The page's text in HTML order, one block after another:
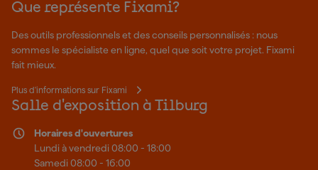
Que représente Fixami?
Des outils professionnels et des conseils personnalisés : nous
sommes le spécialiste en ligne, quel que soit votre projet. Fixami
fait mieux.
Plus d'informations sur Fixami
Salle d'exposition à Tilburg
Horaires d'ouvertures
Lundi à vendredi 08:00 - 18:00
Samedi 08:00 - 16:00